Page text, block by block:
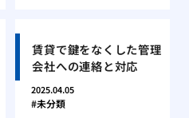
賃貸で鍵をなくした管理
会社への連絡と対応
2025.04.05
未分類